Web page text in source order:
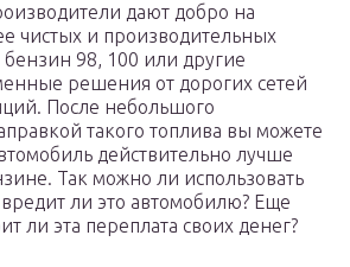
дают добро на
чистых и производительных
бензин 98, 100 или другие
решения от дорогих сетей
После небольшого
такого топлива вы можете
действительно лучше
Так можно ли использовать
ли это автомобилю? Еще
ли эта переплата своих денег?